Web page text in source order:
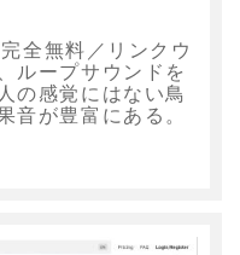
全無料／リンクウ
ループサウンドを
の感覚にはない鳥
音が豊富にある。